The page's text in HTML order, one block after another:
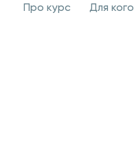
Про курс Для кого